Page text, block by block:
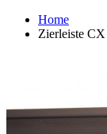
Home
Zierleiste